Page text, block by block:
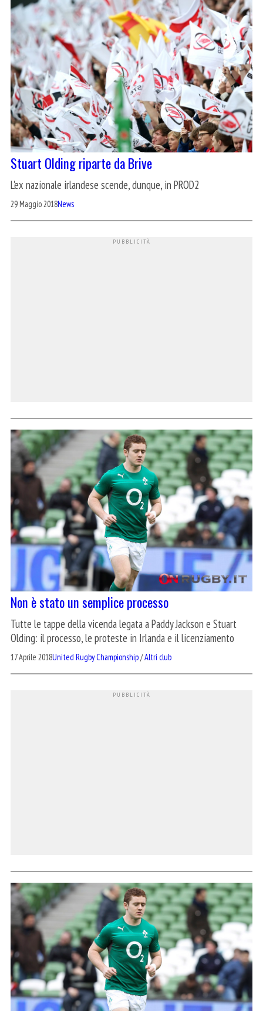
Stuart Olding riparte da Brive
L'ex nazionale irlandese scende, dunque, in PROD2
29 Maggio 2018News
Non è stato un semplice processo
Tutte le tappe della vicenda legata a Paddy Jackson e Stuart
Olding: il processo, le proteste in Irlanda e il licenziamento
17 Aprile 2018United Rugby Championship/Altri club